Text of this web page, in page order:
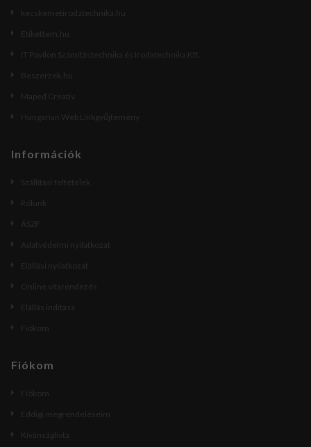
kecskemetirodatechnika.hu
Etikettem.hu
IT Pavilon Számítástechnika és Irodatechnika Kft.
Beszerzek.hu
Maped Creativ
Hungarian Web Linkgyűjtemény
Információk
Szállítási feltételek
Rólunk
ÁSZF
Adatvédelmi nyilatkozat
Elállási nyilatkozat
Online vitarendezés
Elállás indítása
Fiókom
Fiókom
Fiókom
Eddigi megrendeléseim
Kívánságlista